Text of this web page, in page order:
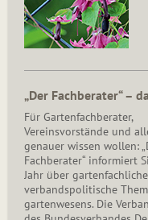
„Der Fachberater“ –
Für Gartenfachberater,
Vereinsvorstände und
genauer wissen wollen:
Fachberater“ informiert
Jahr über
verbandspolitische
gar­ten­wesens. Die